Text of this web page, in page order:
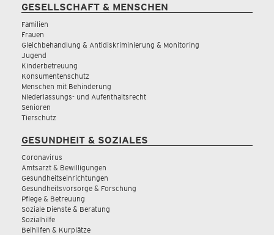
GESELLSCHAFT & MENSCHEN
Familien
Frauen
Gleichbehandlung & Antidiskriminierung & Monitoring
Jugend
Kinderbetreuung
Konsumentenschutz
Menschen mit Behinderung
Niederlassungs- und Aufenthaltsrecht
Senioren
Tierschutz
GESUNDHEIT & SOZIALES
Coronavirus
Amtsarzt & Bewilligungen
Gesundheitseinrichtungen
Gesundheitsvorsorge & Forschung
Pflege & Betreuung
Soziale Dienste & Beratung
Sozialhilfe
Beihilfen & Kurplätze